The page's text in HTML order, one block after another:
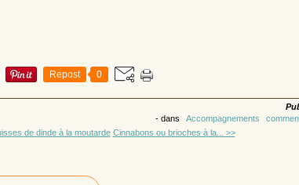
Repost 0
- dans Accompagnements
de dinde à la moutarde Cinnabons ou brioches à la... >>